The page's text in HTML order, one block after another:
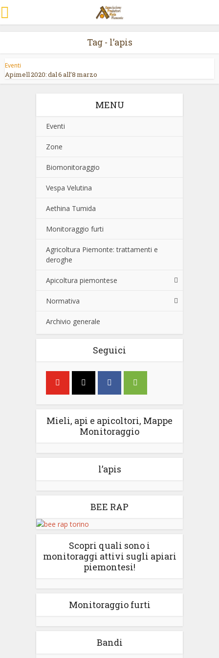
Tag - l’apis
Eventi
Apimell 2020: dal 6 all’8 marzo
MENU
Eventi
Zone
Biomonitoraggio
Vespa Velutina
Aethina Tumida
Monitoraggio furti
Agricoltura Piemonte: trattamenti e
deroghe
Apicoltura piemontese
Normativa
Archivio generale
Seguici
Mieli, api e apicoltori, Mappe
Monitoraggio
l’apis
BEE RAP
Scopri quali sono i
monitoraggi attivi sugli apiari
piemontesi!
Monitoraggio furti
Bandi